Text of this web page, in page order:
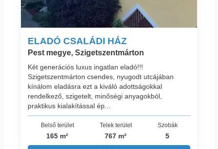
ELADÓ CSALÁDI HÁZ
Pest megye, Szigetszentmárton
Két generációs luxus ingatlan eladó!!!
Szigetszentmárton csendes, nyugodt utcájában
kínálom eladásra ezt a kiváló adottságokkal
rendelkező, szigetelt, minőségi anyagokból,
praktikus kialakítással ép...
Belső terület
165 m²
Telek terület
767 m²
Szobák
5